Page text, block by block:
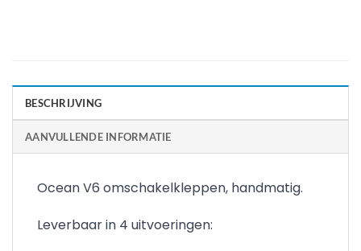
BESCHRIJVING
AANVULLENDE INFORMATIE
Ocean V6 omschakelkleppen, handmatig.
Leverbaar in 4 uitvoeringen: